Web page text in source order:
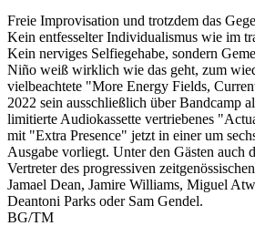
Freie Improvisation und trotzdem das
Kein entfesselter Individualismus wie im
Kein nerviges Selfiegehabe, sondern
Niño weiß wirklich wie das geht, zum
vielbeachtete "More Energy Fields,
2022 sein ausschließlich über Bandcamp
limitierte Audiokassette vertriebenes
mit "Extra Presence" jetzt in einer um
Ausgabe vorliegt. Unter den Gästen auch
Vertreter des progressiven
Jamael Dean, Jamire Williams, Miguel
Deantoni Parks oder Sam Gendel.
BG/TM